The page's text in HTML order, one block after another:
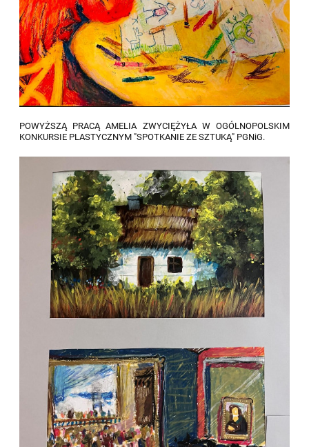
POWYŻSZĄ PRACĄ AMELIA ZWYCIĘŻYŁA W OGÓLNOPOLSKIM
KONKURSIE PLASTYCZNYM "SPOTKANIE ZE SZTUKĄ" PGNiG.